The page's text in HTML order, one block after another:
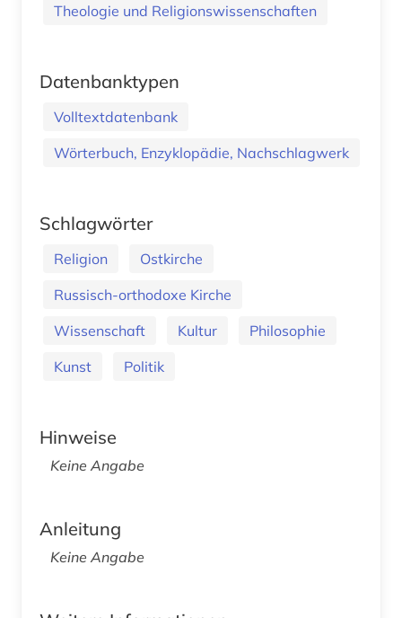
Theologie und Religionswissenschaften
Datenbanktypen
Volltextdatenbank
Wörterbuch, Enzyklopädie, Nachschlagwerk
Schlagwörter
Religion
Ostkirche
Russisch-orthodoxe Kirche
Wissenschaft
Kultur
Philosophie
Kunst
Politik
Hinweise
Keine Angabe
Anleitung
Keine Angabe